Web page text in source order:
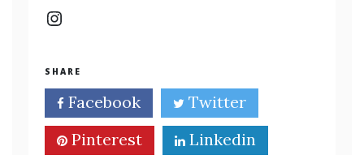
Instagram
SHARE
Facebook
Twitter
Pinterest
Linkedin